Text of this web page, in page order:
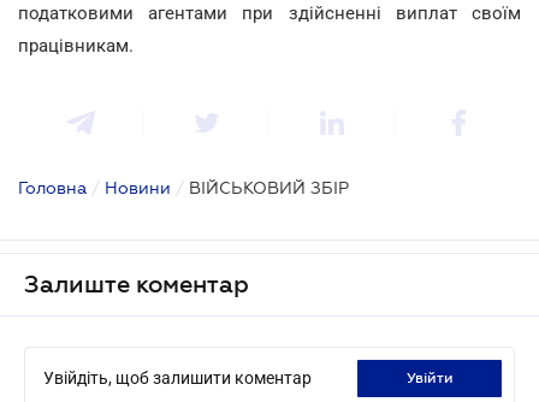
податковими агентами при здійсненні виплат своїм
працівникам.
Головна / Новини / ВІЙСЬКОВИЙ ЗБІР
Залиште коментар
Увійдіть, щоб залишити коментар увійти